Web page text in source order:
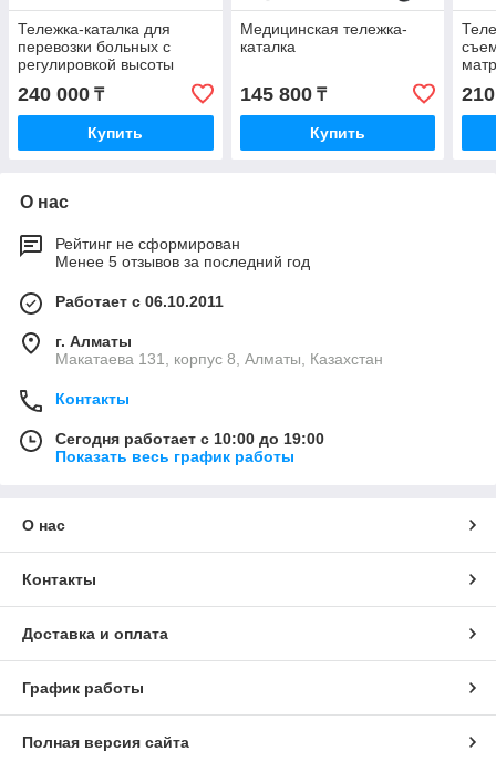
Тележка-каталка для
перевозки больных с
регулировкой высоты
240 000 ₸
Купить
Медицинская тележка-
каталка
145 800₸
Купить
О нас
Рейтинг не сформирован
Менее 5 отзывов за последний год
Работает с 06.10.2011
г. Алматы
Макатаева 131, корпус 8, Алматы, Казахстан
Контакты
Сегодня работает с 10:00 до 19:00
Показать весь график работы
О нас
Контакты
Доставка и оплата
График работы
Полная версия сайта